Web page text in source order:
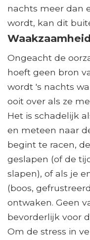
nachts meer dan
wordt, kan dit
Ongeacht de
hoeft geen bron
wordt 's nachts
ooit over als ze
Het is schadelijk
en meteen naar
begint te racen,
geslapen (of de
slapen), of als je
(boos,
ontwaken. Geen
bevorderlijk voor
Om de stress in